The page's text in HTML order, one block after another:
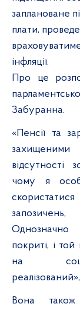
заплановане
плати,
враховуватиме
інфляції.
Про це
Забуранна.
«Пенсії та
захищеними
відсутності
чому я
Однозначно
покриті, і
на
Вона